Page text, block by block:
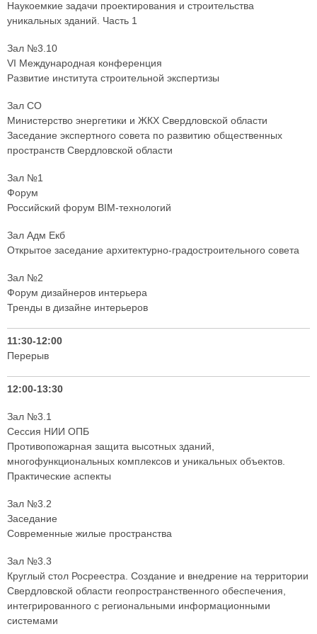
Наукоемкие задачи проектирования и строительства
уникальных зданий. Часть 1
Зал №3.10
VI Международная конференция
Развитие института строительной экспертизы
Зал СО
Министерство энергетики и ЖКХ Свердловской области
Заседание экспертного совета по развитию общественных
пространств Свердловской области
Зал №1
Форум
Российский форум BIM-технологий
Зал Адм Екб
Открытое заседание архитектурно-градостроительного совета
Зал №2
Форум дизайнеров интерьера
Тренды в дизайне интерьеров
11:30-12:00
Перерыв
12:00-13:30
Зал №3.1
Сессия НИИ ОПБ
Противопожарная защита высотных зданий,
многофункциональных комплексов и уникальных объектов.
Практические аспекты
Зал №3.2
Заседание
Современные жилые пространства
Зал №3.3
Круглый стол Росреестра. Создание и внедрение на территории
Свердловской области геопространственного обеспечения,
интегрированного с региональными информационными
системами